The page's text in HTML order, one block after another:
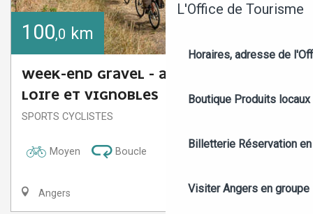
L'Office de Tourisme
Horaires, adresse de
Boutique Produits
Billetterie Réservation
Visiter Angers en groupe
100,0 km
WEEK-END GRAVEL - ANGERS, ENTRE
LOIRE ET VIGNOBLES
SPORTS CYCLISTES
Moyen Boucle
Angers